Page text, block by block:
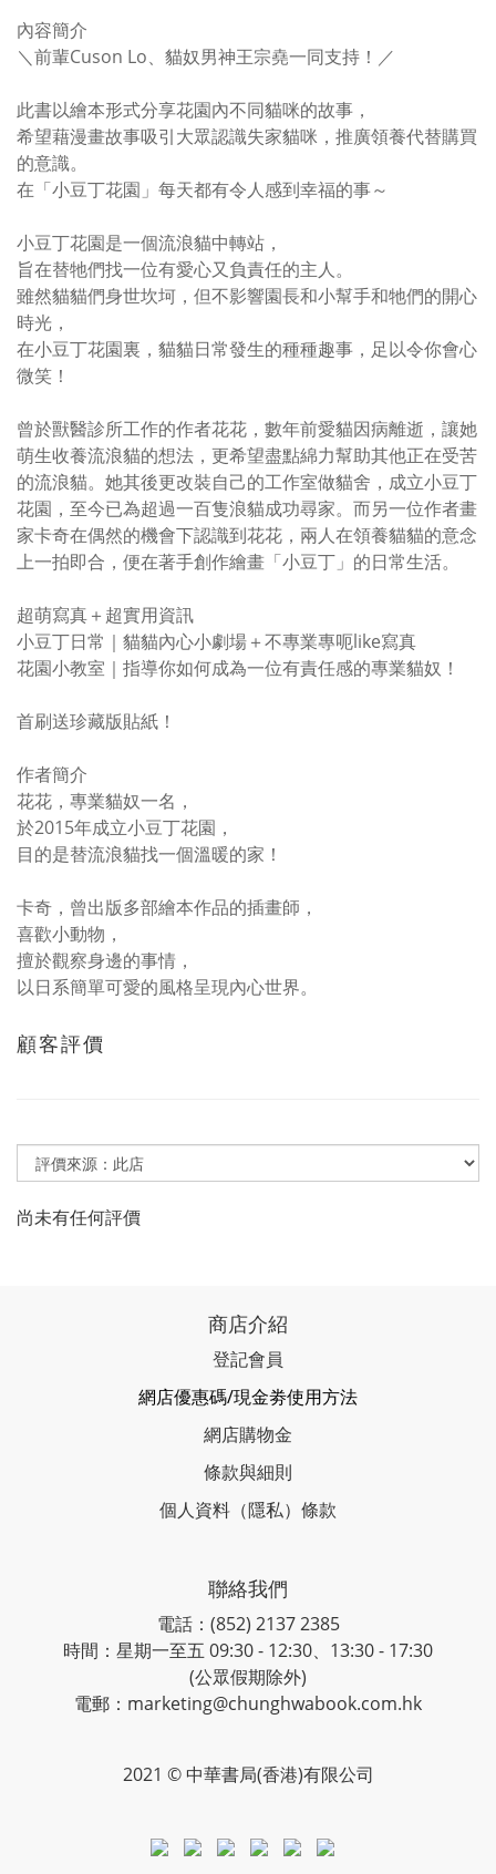
內容簡介
＼前輩Cuson Lo、貓奴男神王宗堯一同支持！／
此書以繪本形式分享花園內不同貓咪的故事，
希望藉漫畫故事吸引大眾認識失家貓咪，推廣領養代替購買
的意識。
在「小豆丁花園」每天都有令人感到幸福的事～
小豆丁花園是一個流浪貓中轉站，
旨在替牠們找一位有愛心又負責任的主人。
雖然貓貓們身世坎坷，但不影響園長和小幫手和牠們的開心
時光，
在小豆丁花園裏，貓貓日常發生的種種趣事，足以令你會心
微笑！
曾於獸醫診所工作的作者花花，數年前愛貓因病離逝，讓她
萌生收養流浪貓的想法，更希望盡點綿力幫助其他正在受苦
的流浪貓。她其後更改裝自己的工作室做貓舍，成立小豆丁
花園，至今已為超過一百隻浪貓成功尋家。而另一位作者畫
家卡奇在偶然的機會下認識到花花，兩人在領養貓貓的意念
上一拍即合，便在著手創作繪畫「小豆丁」的日常生活。
超萌寫真＋超實用資訊
小豆丁日常｜貓貓內心小劇場＋不專業專呃like寫真
花園小教室｜指導你如何成為一位有責任感的專業貓奴！
首刷送珍藏版貼紙！
作者簡介
花花，專業貓奴一名，
於2015年成立小豆丁花園，
目的是替流浪貓找一個溫暖的家！
卡奇，曾出版多部繪本作品的插畫師，
喜歡小動物，
擅於觀察身邊的事情，
以日系簡單可愛的風格呈現內心世界。
顧客評價
尚未有任何評價
商店介紹
登記會員
網店優惠碼/現金劵使用方法
網店購物金
條款與細則
個人資料（隱私）條款
聯絡我們
電話：(852) 2137 2385
時間：星期一至五 09:30 - 12:30、13:30 - 17:30
(公眾假期除外)
電郵：marketing@chunghwabook.com.hk
2021 © 中華書局(香港)有限公司